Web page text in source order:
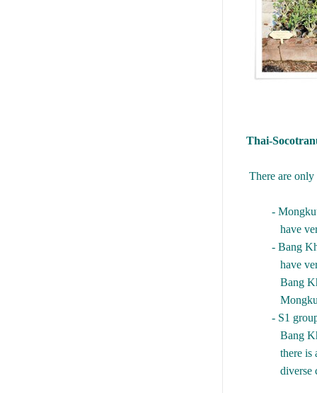
Thai-
There are only
- Mongkut
have very high
- Bang Khla
have very high
Bang Khla
Mongkut Pet,
- S1 group:
Bang Khla
there is
diverse